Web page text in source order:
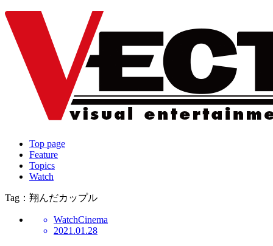
Top page
Feature
Topics
Watch
Tag：翔んだカップル
WatchCinema
2021.01.28